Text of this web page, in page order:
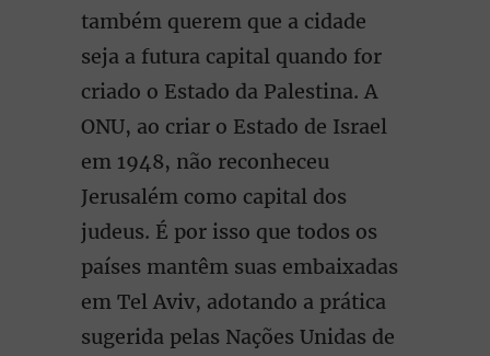
também querem que a cidade
seja a futura capital quando for
criado o Estado da Palestina. A
ONU, ao criar o Estado de Israel
em 1948, não reconheceu
Jerusalém como capital dos
judeus. É por isso que todos os
países mantêm suas embaixadas
em Tel Aviv, adotando a prática
sugerida pelas Nações Unidas de